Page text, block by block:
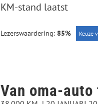
KM-stand laatst
Lezerswaardering: 85% Keuze
Van oma-